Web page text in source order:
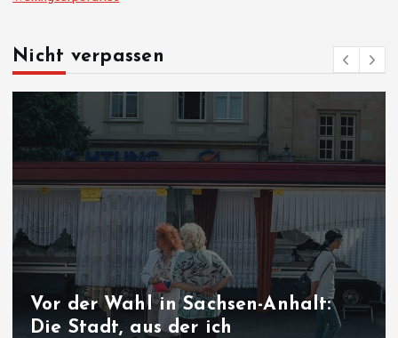
Nicht verpassen
Vor der Wahl in Sachsen-Anhalt:
Die Stadt, aus der ich